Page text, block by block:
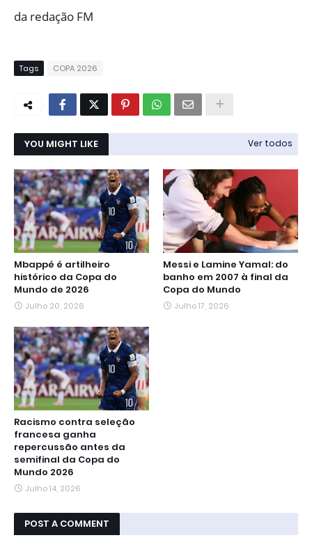
da redação FM
Tags COPA 2026
YOU MIGHT LIKE Ver todos
Mbappé é artilheiro
histórico da Copa do
Mundo de 2026
Julho 20, 2026
Messi e Lamine Yamal: do
banho em 2007 à final da
Copa do Mundo
Julho 17, 2026
Racismo contra seleção
francesa ganha
repercussão antes da
semifinal da Copa do
Mundo 2026
Julho 14, 2026
POST A COMMENT